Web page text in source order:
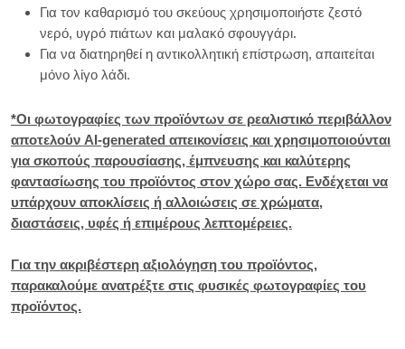
Για τον καθαρισμό του σκεύους χρησιμοποιήστε ζεστό
νερό, υγρό πιάτων και μαλακό σφουγγάρι.
Για να διατηρηθεί η αντικολλητική επίστρωση, απαιτείται
μόνο λίγο λάδι.
*Οι φωτογραφίες των προϊόντων σε ρεαλιστικό περιβάλλον
αποτελούν AI-generated απεικονίσεις και χρησιμοποιούνται
για σκοπούς παρουσίασης, έμπνευσης και καλύτερης
φαντασίωσης του προϊόντος στον χώρο σας. Ενδέχεται να
υπάρχουν αποκλίσεις ή αλλοιώσεις σε χρώματα,
διαστάσεις, υφές ή επιμέρους λεπτομέρειες.
Για την ακριβέστερη αξιολόγηση του προϊόντος,
παρακαλούμε ανατρέξτε στις φυσικές φωτογραφίες του
προϊόντος.